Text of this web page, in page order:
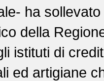
ha
della
istituti di
ed artigiane